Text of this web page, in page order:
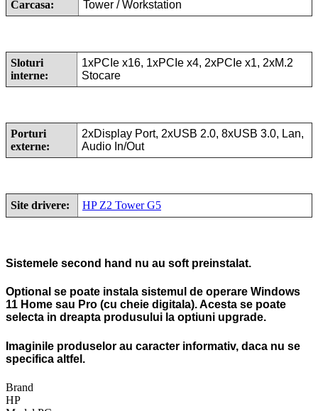
Carcasa: Tower / Workstation
Sloturi
interne:
1xPCIe x16, 1xPCIe x4, 2xPCIe x1, 2xM.2
Stocare
Porturi
externe:
2xDisplay Port, 2xUSB 2.0, 8xUSB 3.0, Lan,
Audio In/Out
Site drivere: HP Z2 Tower G5
Sistemele second hand nu au soft preinstalat.
Optional se poate instala sistemul de operare Windows
11 Home sau Pro (cu cheie digitala). Acesta se poate
selecta in dreapta produsului la optiuni upgrade.
Imaginile produselor au caracter informativ, daca nu se
specifica altfel.
Brand
HP